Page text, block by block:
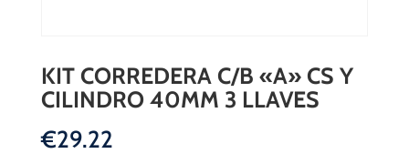
KIT CORREDERA C/B «A» CS Y
CILINDRO 40MM 3 LLAVES
€29.22